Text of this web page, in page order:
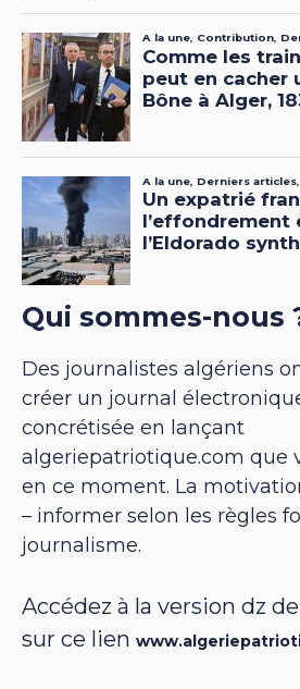
Qui sommes-nous
Des journalistes algériens
créer un journal
concrétisée en lançant
algeriepatriotique.com que
en ce moment. La
– informer selon les règles
journalisme.
Accédez à la version dz
sur ce lien